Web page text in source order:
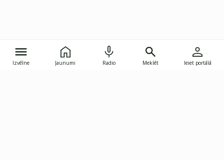
Izvēlne Jaunumi Radio Meklēt Ieiet portālā